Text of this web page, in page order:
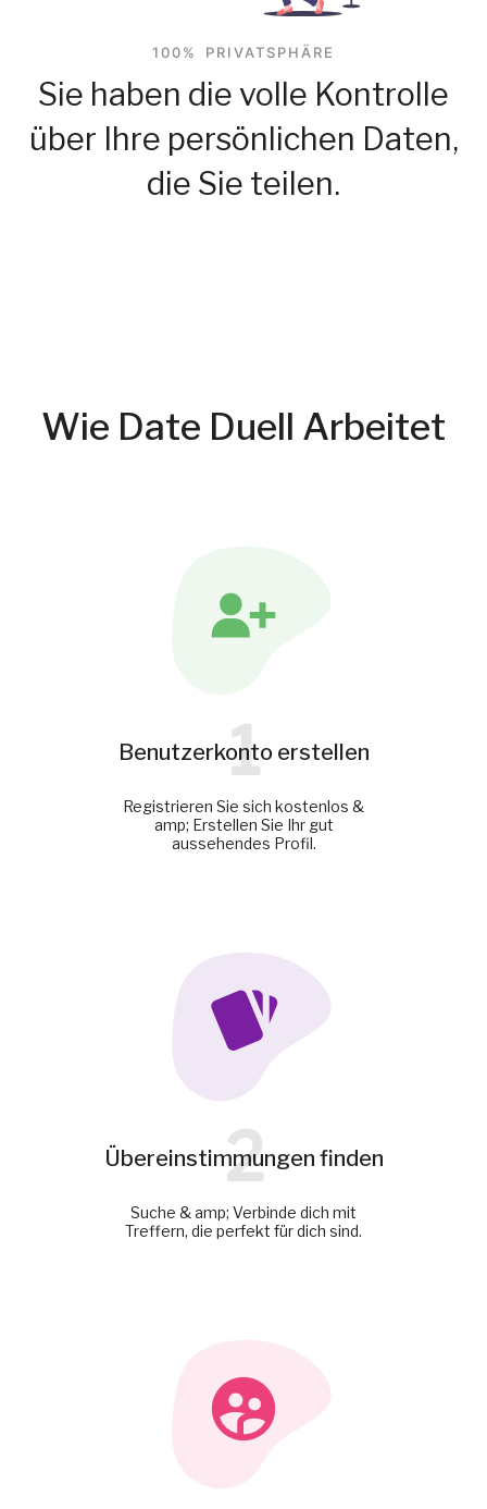
100% PRIVATSPHÄRE
Sie haben die volle Kontrolle
über Ihre persönlichen Daten,
die Sie teilen.
Wie Date Duell Arbeitet
Benutzerkonto erstellen
1
Registrieren Sie sich kostenlos &
amp; Erstellen Sie Ihr gut
aussehendes Profil.
Übereinstimmungen finden
2
Suche & amp; Verbinde dich mit
Treffern, die perfekt für dich sind.